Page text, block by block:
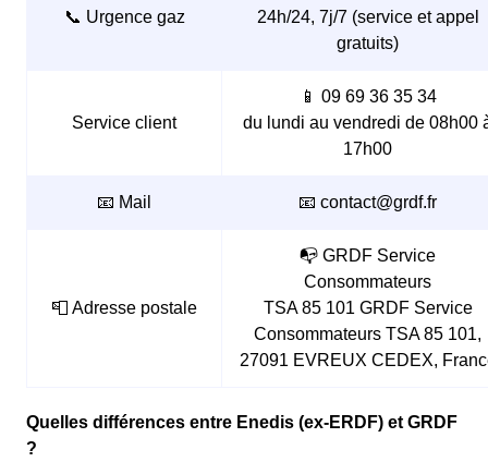
📞 Urgence gaz
24h/24, 7j/7 (service et appel
gratuits)
Service client
📱 09 69 36 35 34
du lundi au vendredi de 08h00
17h00
📧 Mail 📧 contact@grdf.fr
📮 Adresse postale
📭 GRDF Service
Consommateurs
TSA 85 101 GRDF Service
Consommateurs TSA 85 101,
27091 EVREUX CEDEX,
Quelles différences entre Enedis (ex-ERDF) et GRDF
?